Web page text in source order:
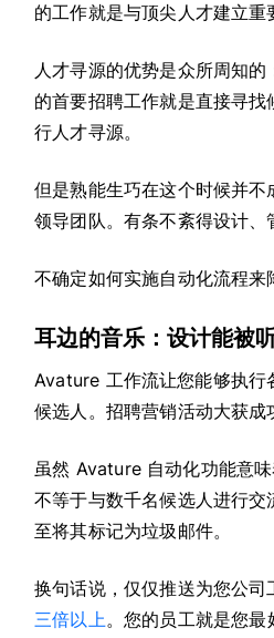
的工作就是与顶尖人才建立重
人才寻源的优势是众所周知
的首要招聘工作就是直接寻
行人才寻源。
但是熟能生巧在这个时候并
领导团队。有条不紊得设计、
不确定如何实施自动化流程来
耳边的音乐：设计能被
Avature 工作流让您能够执行
候选人。招聘营销活动大获成
虽然 Avature 自动化功能意
不等于与数千名候选人进行
至将其标记为垃圾邮件。
换句话说，仅仅推送为您公
三倍以上。您的员工就是您